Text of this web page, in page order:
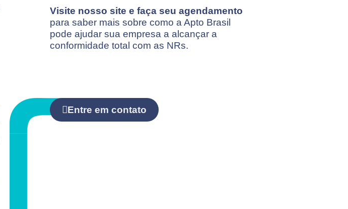
Visite nosso site e faça seu agendamento
para saber mais sobre como a Apto Brasil
pode ajudar sua empresa a alcançar a
conformidade total com as NRs.
Entre em contato